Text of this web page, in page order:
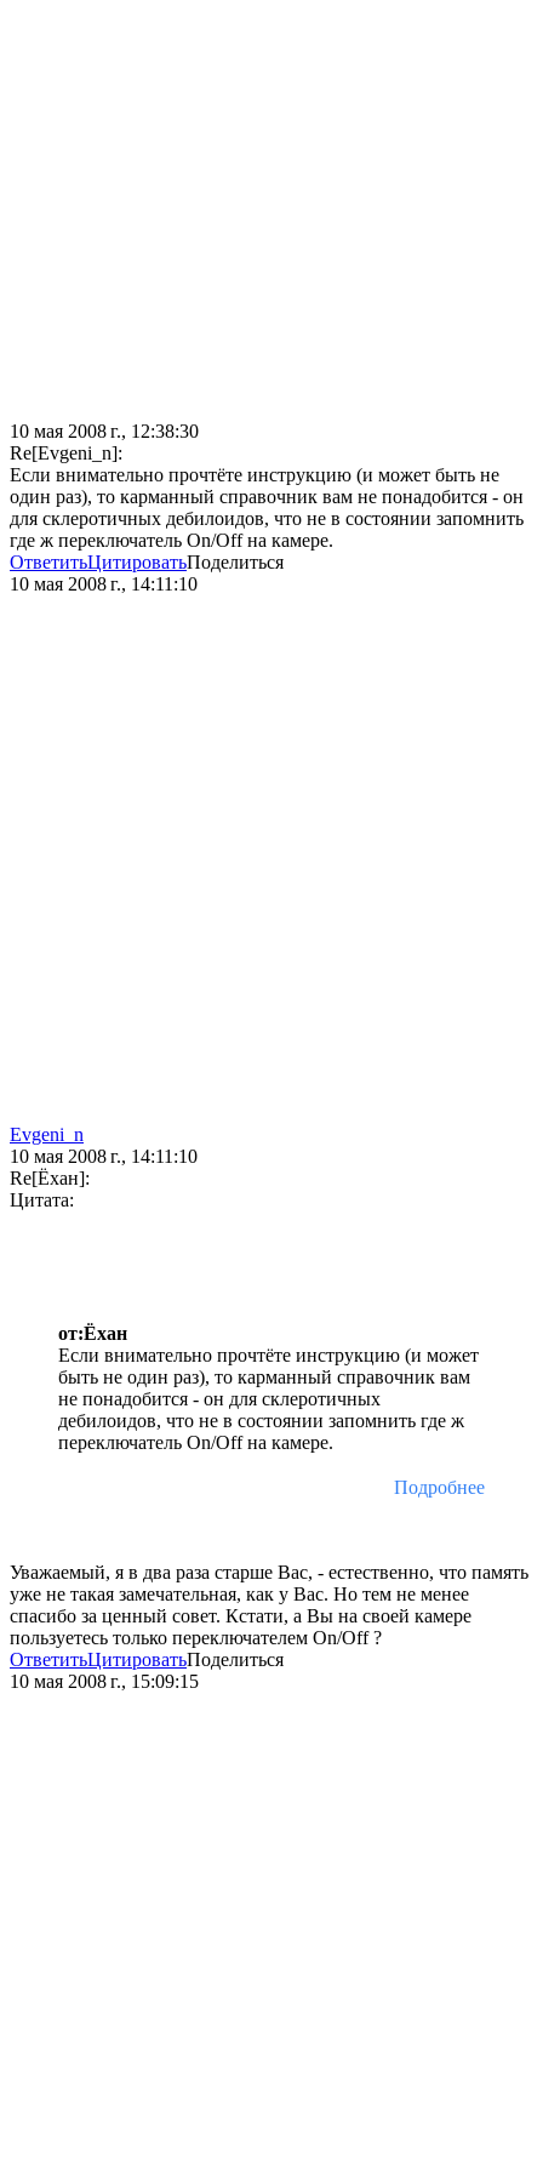
10 мая 2008 г., 12:38:30
Re[Evgeni_n]:
Если внимательно прочтёте инструкцию (и может быть не
один раз), то карманный справочник вам не понадобится - он
для склеротичных дебилоидов, что не в состоянии запомнить
где ж переключатель On/Off на камере.
ОтветитьЦитироватьПоделиться
10 мая 2008 г., 14:11:10
Evgeni_n
10 мая 2008 г., 14:11:10
Re[Ёхан]:
Цитата:
от:Ёхан
Если внимательно прочтёте инструкцию (и может
быть не один раз), то карманный справочник вам
не понадобится - он для склеротичных
дебилоидов, что не в состоянии запомнить где ж
переключатель On/Off на камере.
Подробнее
Уважаемый, я в два раза старше Вас, - естественно, что память
уже не такая замечательная, как у Вас. Но тем не менее
спасибо за ценный совет. Кстати, а Вы на своей камере
пользуетесь только переключателем On/Off ?
ОтветитьЦитироватьПоделиться
10 мая 2008 г., 15:09:15